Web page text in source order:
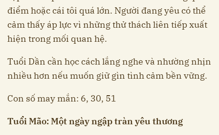
điểm hoặc cái tôi quá lớn. Người đang yêu có thể
cảm thấy áp lực vì những thử thách liên tiếp xuất
hiện trong mối quan hệ.
Tuổi Dần cần học cách lắng nghe và nhường nhịn
nhiều hơn nếu muốn giữ gìn tình cảm bền vững.
Con số may mắn: 6, 30, 51
Tuổi Mão: Một ngày ngập tràn yêu thương